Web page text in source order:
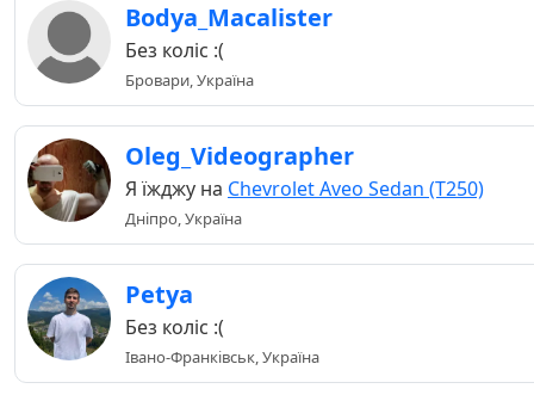
Bodya_Macalister
Без коліс :(
Бровари, Україна
Oleg_Videographer
Я їжджу на Chevrolet Aveo Sedan (T250)
Дніпро, Україна
Petya
Без коліс :(
Івано-Франківськ, Україна